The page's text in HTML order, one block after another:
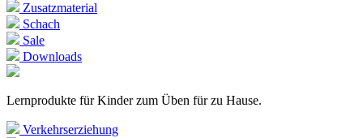
Zusatzmaterial
Schach
Sale
Downloads
Lernprodukte für Kinder zum Üben für zu Hause.
Verkehrserziehung